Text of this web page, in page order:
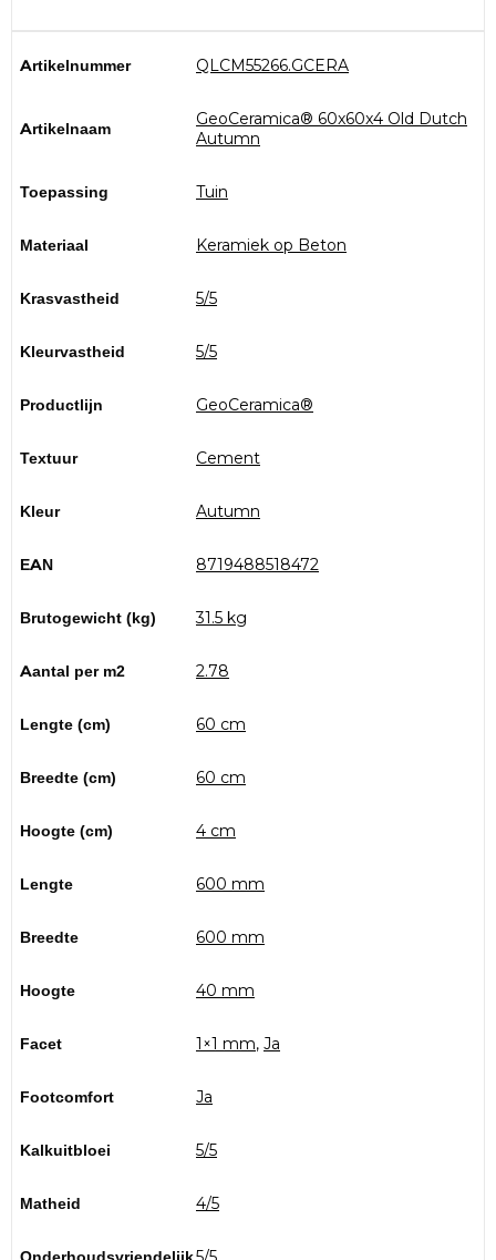
Artikelnummer QLCM55266.GCERA
Artikelnaam
GeoCeramica® 60x60x4 Old Dutch
Autumn
Toepassing Tuin
Materiaal Keramiek op Beton
Krasvastheid 5/5
Kleurvastheid 5/5
Productlijn GeoCeramica®
Textuur Cement
Kleur Autumn
EAN 8719488518472
Brutogewicht (kg) 31.5 kg
Aantal per m2 2.78
Lengte (cm) 60 cm
Breedte (cm) 60 cm
Hoogte (cm) 4 cm
Lengte 600 mm
Breedte 600 mm
Hoogte 40 mm
Facet 1×1 mm, Ja
Footcomfort Ja
Kalkuitbloei 5/5
Matheid 4/5